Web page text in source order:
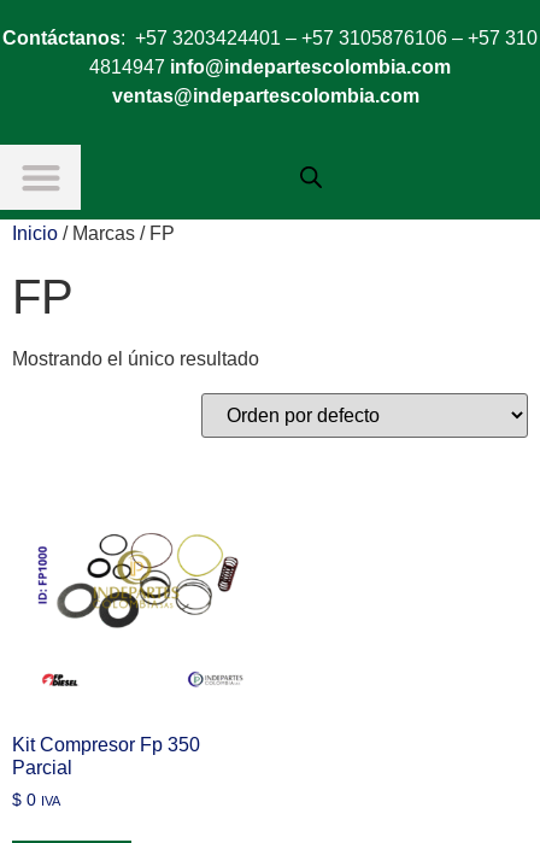
Contáctanos: +57 3203424401 – +57 3105876106 – +57 310
4814947 info@indepartescolombia.com
ventas@indepartescolombia.com
Inicio / Marcas / FP
FP
Mostrando el único resultado
Kit Compresor Fp 350
Parcial
$ 0 IVA